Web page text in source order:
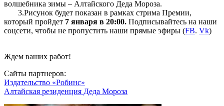
волшебника зимы – Алтайского Деда Мороза.
3.Рисунок будет показан в рамках стрима Премии,
который пройдет 7 января в 20:00. Подписывайтесь на наши
соцсети, чтобы не пропустить наши прямые эфиры (FB. Vk)
Ждем ваших работ!
Сайты партнеров:
Издательство «Робинс»
Алтайская резиденция Деда Мороза